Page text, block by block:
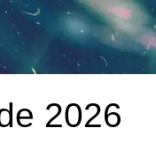
2026